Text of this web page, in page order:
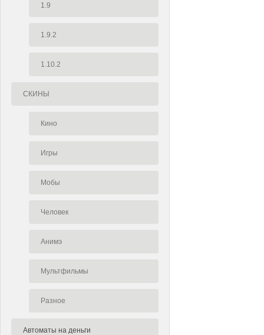
1.9
1.9.2
1.10.2
СКИНЫ
Кино
Игры
Мобы
Человек
Анимэ
Мультфильмы
Разное
Автоматы на деньги